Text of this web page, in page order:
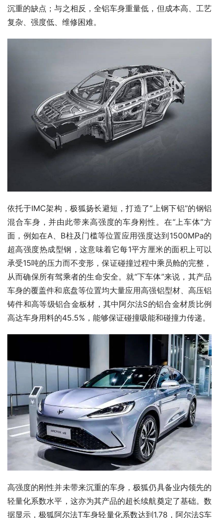
沉重的缺点；与之相反，全铝车身重量低，但成本高、工艺
复杂、强度低、维修困难。
依托于IMC架构，极狐扬长避短，打造了“上钢下铝”的钢铝
混合车身，并由此带来高强度的车身刚性。在“上车体”方
面，例如在A、B柱及门槛等位置应用强度达到1500MPa的
超高强度热成型钢，这意味着它每1平方厘米的面积上可以
承受15吨的压力而不变形，保证碰撞过程中乘员舱的完整，
从而确保所有驾乘者的生命安全。就“下车体”来说，其产品
车身的覆盖件和底盘等位置均大量应用高强铝型材、高压铝
铸件和高等级铝合金板材，其中阿尔法S的铝合金材质比例
高达车身用料的45.5%，能够保证碰撞吸能和碰撞力传递。
高强度的刚性并未带来沉重的车身，极狐仍具备业内领先的
轻量化系数水平，这亦为其产品的超长续航奠定了基础。数
据显示，极狐阿尔法T车身轻量化系数达到1.78，阿尔法S车